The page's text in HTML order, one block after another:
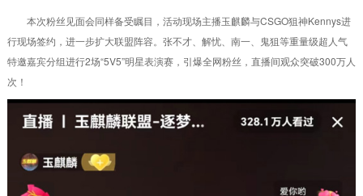
本次粉丝见面会同样备受瞩目，活动现场主播玉麒麟与CSGO狙神Kennys进
行现场签约，进一步扩大联盟阵容。张不才、解忧、南一、鬼狙等重量级超人气
特邀嘉宾分组进行2场“5V5”明星表演赛，引爆全网粉丝，直播间观众突破300万人
次！